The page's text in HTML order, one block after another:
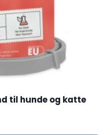
til hunde og katte